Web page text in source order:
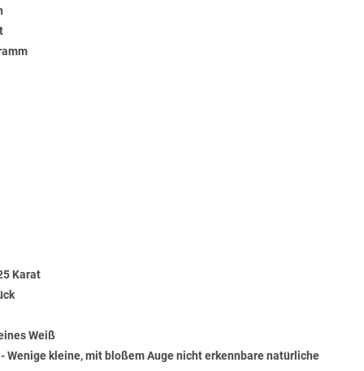
Karat
Weiß
Wenige kleine, mit bloßem Auge nicht erkennbare natürliche